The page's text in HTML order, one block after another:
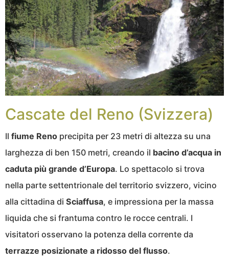
Cascate del Reno (Svizzera)
Il fiume Reno precipita per 23 metri di altezza su una
larghezza di ben 150 metri, creando il bacino d’acqua in
caduta più grande d’Europa. Lo spettacolo si trova
nella parte settentrionale del territorio svizzero, vicino
alla cittadina di Sciaffusa, e impressiona per la massa
liquida che si frantuma contro le rocce centrali. I
visitatori osservano la potenza della corrente da
terrazze posizionate a ridosso del flusso.